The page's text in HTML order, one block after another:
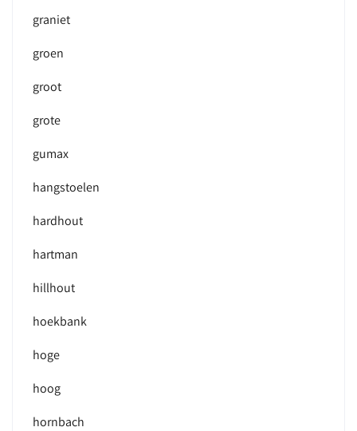
graniet
groen
groot
grote
gumax
hangstoelen
hardhout
hartman
hillhout
hoekbank
hoge
hoog
hornbach